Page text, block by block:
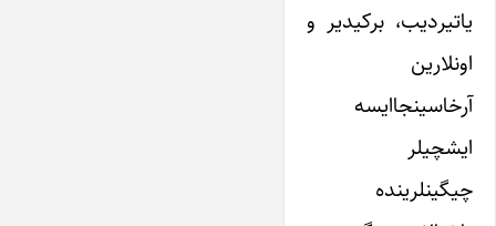
یاتیردیب، برکیدیر و
اونلارین
آرخاسینجاایسه
ایشچیلر
چیگینلرینده